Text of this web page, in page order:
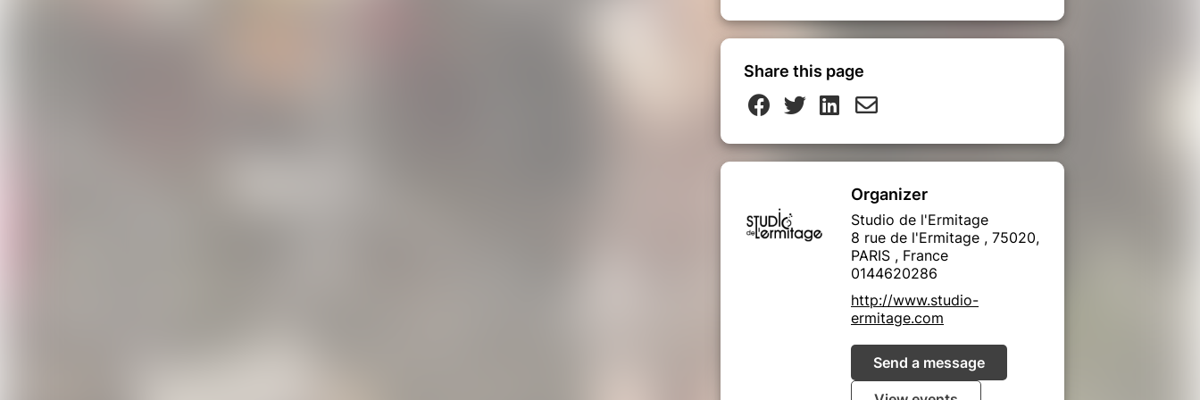
Share this page
Organizer
Studio de l'Ermitage
8 rue de l'Ermitage , 75020,
PARIS , France
0144620286
http://www.studio-
ermitage.com
Send a message